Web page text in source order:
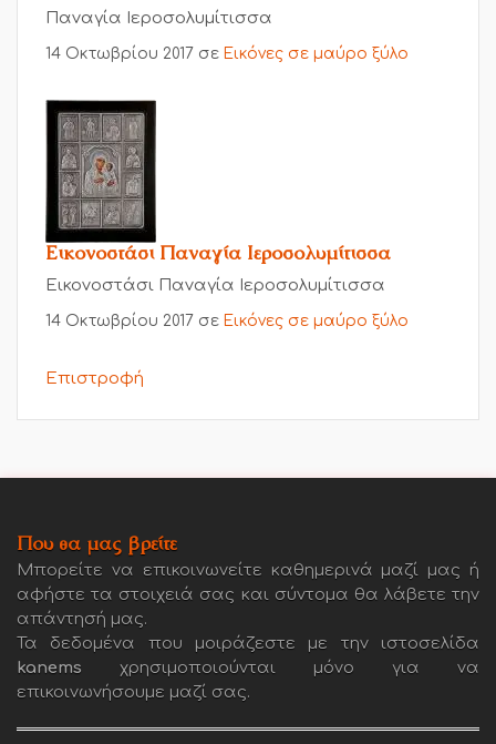
Παναγία Ιεροσολυμίτισσα
14 Οκτωβρίου 2017 σε Εικόνες σε μαύρο ξύλο
Εικονοστάσι Παναγία Ιεροσολυμίτισσα
Εικονοστάσι Παναγία Ιεροσολυμίτισσα
14 Οκτωβρίου 2017 σε Εικόνες σε μαύρο ξύλο
Επιστροφή
Που θα μας βρείτε
Μπορείτε να επικοινωνείτε καθημερινά μαζί μας ή
αφήστε τα στοιχειά σας και σύντομα θα λάβετε την
απάντησή μας.
Τα δεδομένα που μοιράζεστε με την ιστοσελίδα
kanems χρησιμοποιούνται μόνο για να
επικοινωνήσουμε μαζί σας.